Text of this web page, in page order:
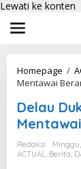
Lewati ke konten
Homepage /
Mentawai
Delau
Redaksi
Minggu,
ACTUAL, Berita,